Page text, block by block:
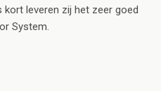
kort leveren zij het zeer goed
System.